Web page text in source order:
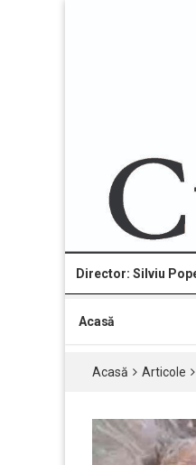
Director: Silviu
Acasă
Acasă Articole